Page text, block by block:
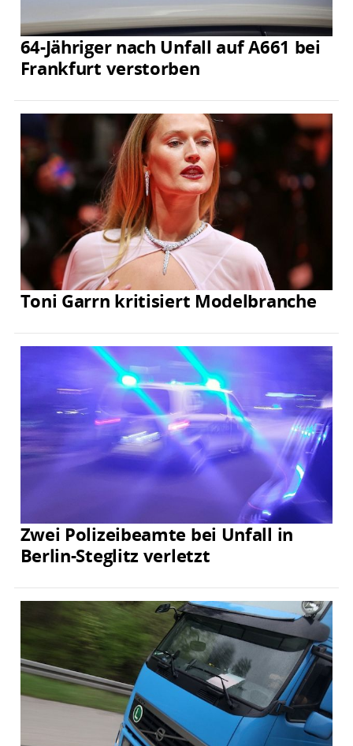
64-Jähriger nach Unfall auf A661 bei
Frankfurt verstorben
Toni Garrn kritisiert Modelbranche
Zwei Polizeibeamte bei Unfall in
Berlin-Steglitz verletzt